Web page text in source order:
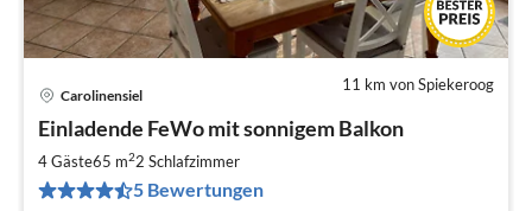
11 km von Spiekeroog
Carolinensiel
Einladende FeWo mit sonnigem Balkon
4 Gäste65 m22 Schlafzimmer
5 Bewertungen